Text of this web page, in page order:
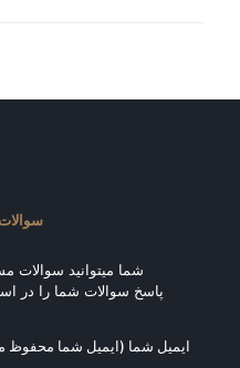
شما میتوانید سوالات
پاسخ سوالات شما را در
ایمیل شما (ایمیل شما محفوظ